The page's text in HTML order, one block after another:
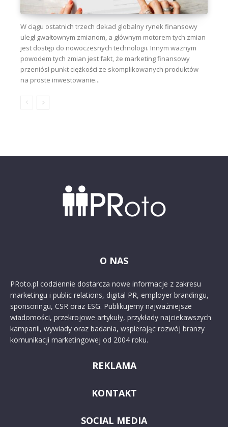
W ciągu ostatnich trzech dekad globalny rynek finansowy
uległ gwałtownym zmianom, a głównym motorem tych zmian
jest dostęp do nowoczesnych technologii. Innym ważnym
powodem tych zmian jest fakt, że marketing finansowy
przeniósł punkt ciężkości ze skomplikowanych produktów
na proste inwestowanie...
O NAS
PRoto.pl codziennie dostarcza nowe informacje z zakresu
marketingu i public relations, digital PR, employer brandingu,
sponsoringu, CSR oraz ESG. Publikujemy najważniejsze
wiadomości, przekrojowe artykuły, przykłady najciekawszych
kampanii, wywiady oraz badania, wspierając rozwój branży
komunikacji marketingowej od 2004 roku.
REKLAMA
KONTAKT
SOCIAL MEDIA